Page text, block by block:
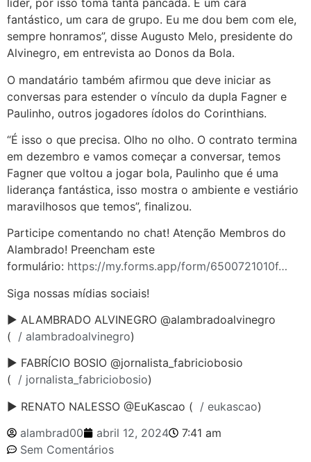
líder, por isso toma tanta pancada. É um cara
fantástico, um cara de grupo. Eu me dou bem com ele,
sempre honramos”, disse Augusto Melo, presidente do
Alvinegro, em entrevista ao Donos da Bola.
O mandatário também afirmou que deve iniciar as
conversas para estender o vínculo da dupla Fagner e
Paulinho, outros jogadores ídolos do Corinthians.
“É isso o que precisa. Olho no olho. O contrato termina
em dezembro e vamos começar a conversar, temos
Fagner que voltou a jogar bola, Paulinho que é uma
liderança fantástica, isso mostra o ambiente e vestiário
maravilhosos que temos”, finalizou.
Participe comentando no chat! Atenção Membros do
Alambrado! Preencham este
formulário: https://my.forms.app/form/6500721010f…
Siga nossas mídias sociais!
► ALAMBRADO ALVINEGRO @alambradoalvinegro
( / alambradoalvinegro)
► FABRÍCIO BOSIO @jornalista_fabriciobosio
( / jornalista_fabriciobosio)
► RENATO NALESSO @EuKascao ( / eukascao)
alambrad00
abril 12, 2024
7:41 am
Sem Comentários